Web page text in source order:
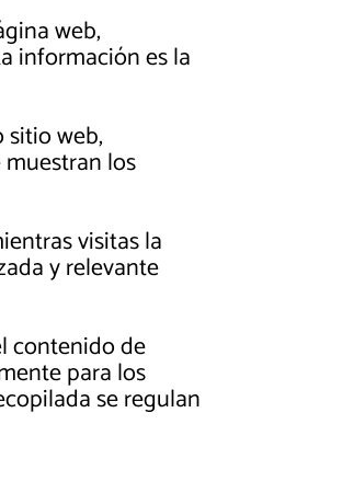
web,
información es la
web,
los
visitas la
y relevante
contenido de
para los
se regulan